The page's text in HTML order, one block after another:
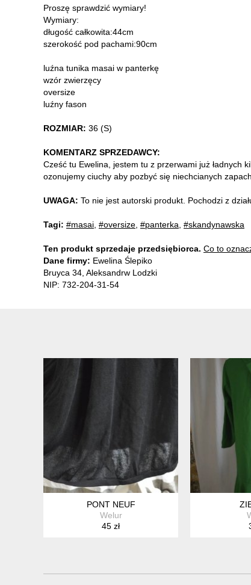
Proszę sprawdzić wymiary!
Wymiary:
długość całkowita:44cm
szerokość pod pachami:90cm
luźna tunika masai w panterkę
wzór zwierzęcy
oversize
luźny fason
ROZMIAR: 36 (S)
KOMENTARZ SPRZEDAWCY:
Cześć tu Ewelina, jestem tu z przerwami już ładnych
ozonujemy ciuchy aby pozbyć się niechcianych
UWAGA: To nie jest autorski produkt. Pochodzi z
Tagi: #masai #oversize #panterka #skandynawska
Ten produkt sprzedaje przedsiębiorca. Co to
Dane firmy: Ewelina Ślepiko
Bruyca 34, Aleksandrw Lodzki
NIP: 732-204-31-54
PONT NEUF
Welur
45 zł